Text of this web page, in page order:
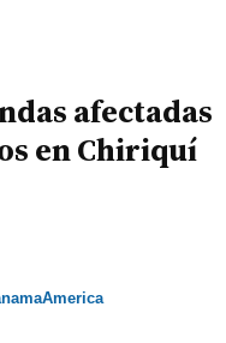
afectadas
en Chiriquí